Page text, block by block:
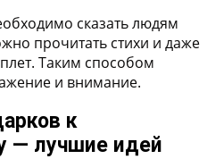
сказать людям
прочитать стихи и даже
Таким способом
и внимание.
к
— лучшие идей